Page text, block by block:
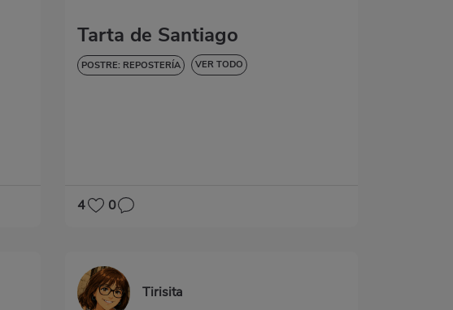
Tarta de Santiago
POSTRE: REPOSTERÍA VER TODO
4 0
Tirisita